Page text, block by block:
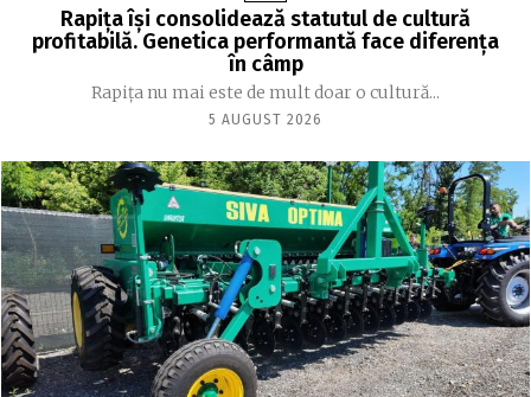
Rapița își consolidează statutul de cultură
profitabilă. Genetica performantă face diferența
în câmp
Rapița nu mai este de mult doar o cultură...
5 AUGUST 2026